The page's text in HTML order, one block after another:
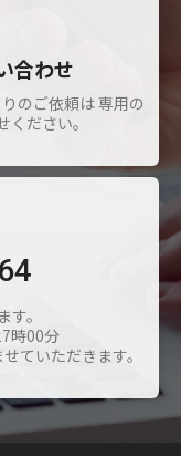
合わせ
のご依頼は 専用の
ださい。
。
時00分
ていただきます。